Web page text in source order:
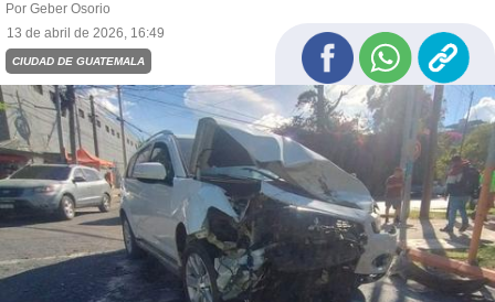
Por Geber Osorio
13 de abril de 2026, 16:49
CIUDAD DE GUATEMALA